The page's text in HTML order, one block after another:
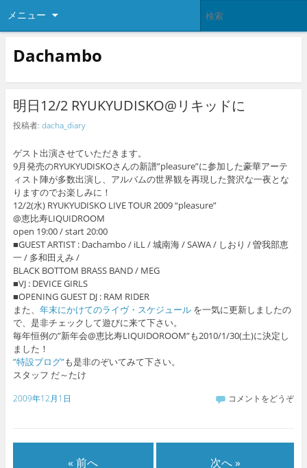
メニュー
Dachambo
明日12/2 RYUKYUDISKO@リキッドに
投稿者: dacha_diary
ゲスト出演させていただきます。
9月発売のRYUKYUDISKOさんの新譜”pleasure”に参加した豪華アーテ
ィスト陣が多数出演し、アルバムの世界観を再現した贅沢な一夜とな
りますのでお楽しみに！
12/2(水) RYUKYUDISKO LIVE TOUR 2009 “pleasure”
@恵比寿LIQUIDROOM
open 19:00 / start 20:00
■GUEST ARTIST : Dachambo / iLL / 城南海 / SAWA / しおり / 曽我部恵
一 / 多和田えみ /
BLACK BOTTOM BRASS BAND / MEG
■VJ : DEVICE GIRLS
■OPENING GUEST DJ : RAM RIDER
また、 年末にかけてのライヴ・スケジュールを一気に更新しましたの
で、是非チェックして遊びに来て下さい。
毎年恒例の”新年会@恵比寿LIQUIDOROOM”も2010/1/30(土)に決定し
ました！
”特設ブログ”も是非のぞいてみて下さい。
スタッフ だ～たけ
2009年12月1日 コメントをどうぞ
« 前へ 次へ »